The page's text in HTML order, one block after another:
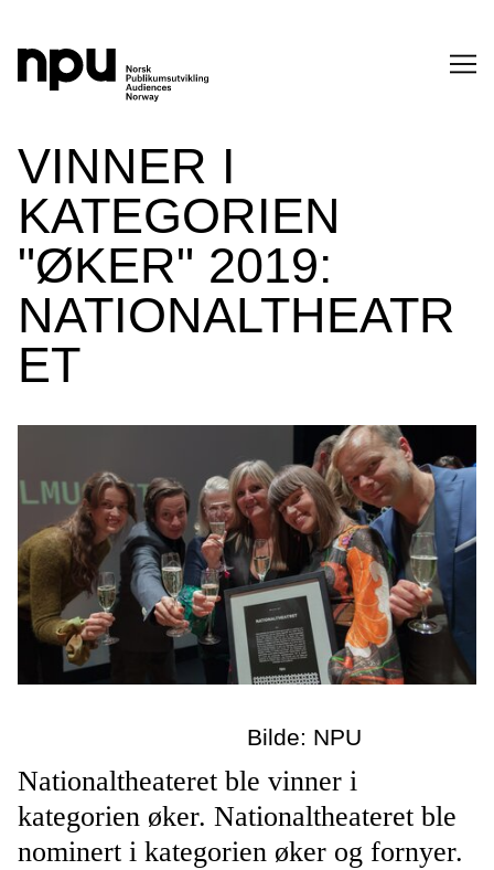
SØK
VINNER I
KATEGORIEN
"ØKER" 2019:
NATIONALTHEATR
ET
Bilde: NPU
Nationaltheateret ble vinner i
kategorien øker. Nationaltheateret ble
nominert i kategorien øker og fornyer.